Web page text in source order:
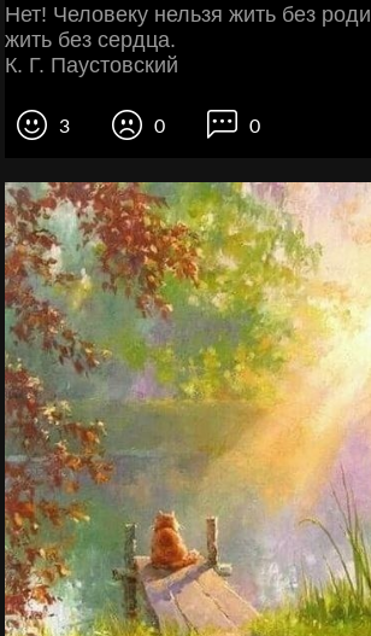
Нет! Человеку нельзя жить без
жить без сердца.
К. Г. Паустовский
3 0 0